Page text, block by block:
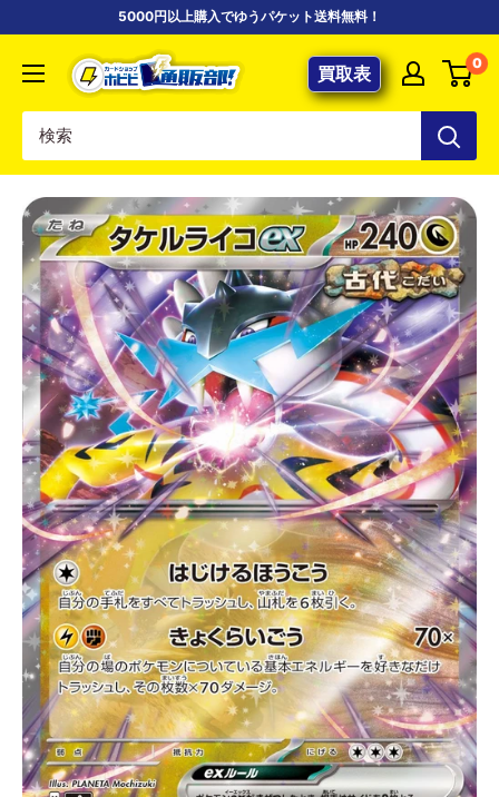
5000円以上購入でゆうパケット送料無料！
【ポ
ケ
専
門
店】
カ
ー
ド
シ
ョ
ッ
プ
ホ
ビ
ビ
通
販
部
買取表 0